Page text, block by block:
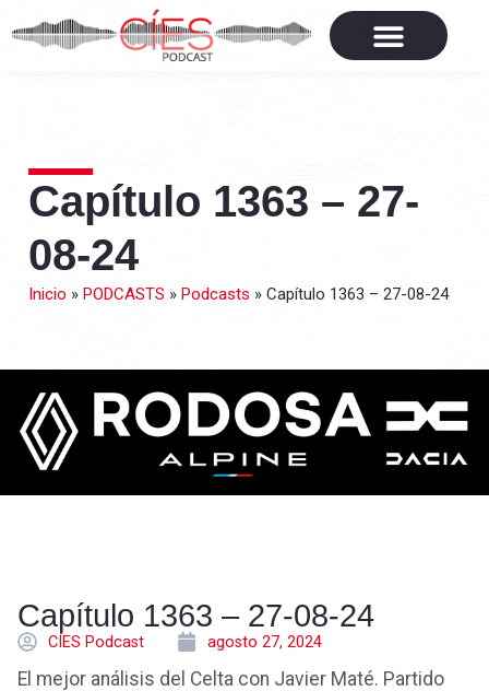
Capítulo 1363 – 27-
08-24
Inicio » PODCASTS » Podcasts » Capítulo 1363 – 27-08-24
Capítulo 1363 – 27-08-24
CÍES Podcast agosto 27, 2024
El mejor análisis del Celta con Javier Maté. Partido